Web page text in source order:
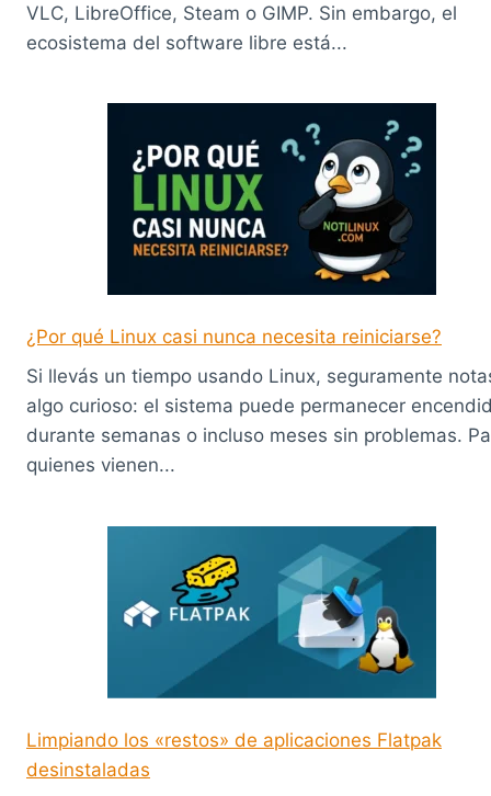
VLC, LibreOffice, Steam o GIMP. Sin embargo, el
ecosistema del software libre está...
¿Por qué Linux casi nunca necesita reiniciarse?
Si llevás un tiempo usando Linux, seguramente
algo curioso: el sistema puede permanecer
durante semanas o incluso meses sin problemas.
quienes vienen...
Limpiando los «restos» de aplicaciones Flatpak
desinstaladas